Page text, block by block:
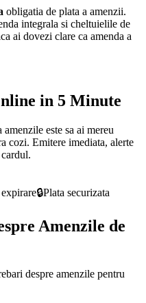
obligatia de plata a amenzii.
integrala si cheltuielile de
ai dovezi clare ca amenda a
in 5 Minute
este sa ai mereu
cozi. Emitere imediata, alerte
🔒Plata securizata
Amenzile de
despre amenzile pentru